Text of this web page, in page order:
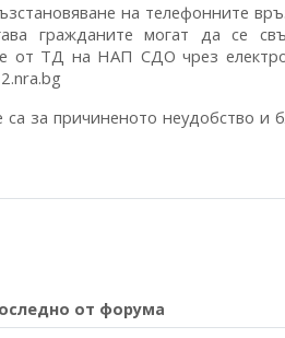
на телефонните
гражданите могат да се
от ТД на НАП СДО чрез
са за причиненото неудобство и
от форума